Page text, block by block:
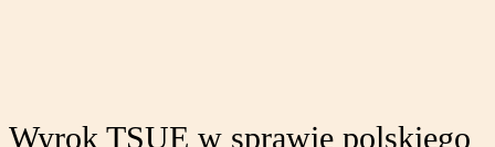
Wyrok TSUE w sprawie polskiego